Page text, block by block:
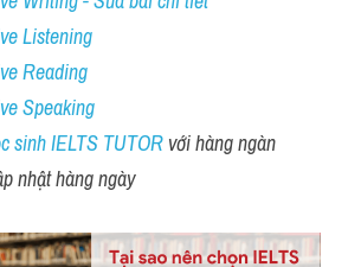
Listening
Reading
Speaking
sinh IELTS TUTOR với hàng ngàn
nhật hàng ngày